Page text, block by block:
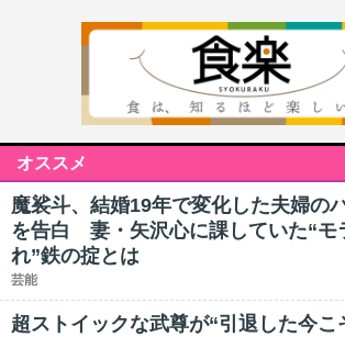
オススメ
魔裟斗、結婚19年で変化した夫婦の
を告白 妻・矢沢心に課していた“モ
れ”鉄の掟とは
芸能
超ストイックな武尊が“引退した今こ